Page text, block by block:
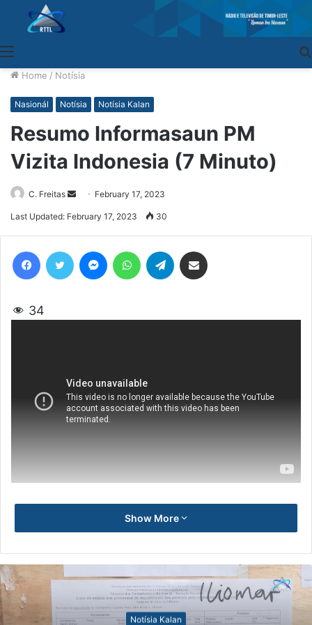
Home / Notísia
Nasionál Notísia Notísia Kalan
Resumo Informasaun PM
Vizita Indonesia (7 Minuto)
C. Freitas
Send
an
February 17, 2023
Last Updated: February 17, 2023 30
34
Show More
Notísia Kalan